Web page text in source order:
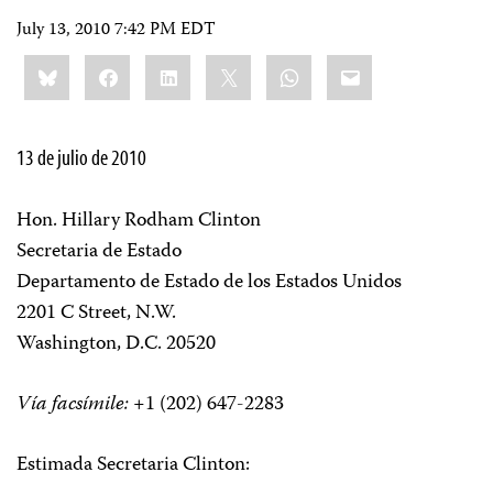
July 13, 2010 7:42 PM EDT
Share
this:BlueskyFacebookLinkedIn WhatsApp
Email
13 de julio de 2010
Hon. Hillary Rodham Clinton
Secretaria de Estado
Departamento de Estado de los Estados Unidos
2201 C Street, N.W.
Washington, D.C. 20520
Vía facsímile:+1 (202) 647-2283
Estimada Secretaria Clinton: